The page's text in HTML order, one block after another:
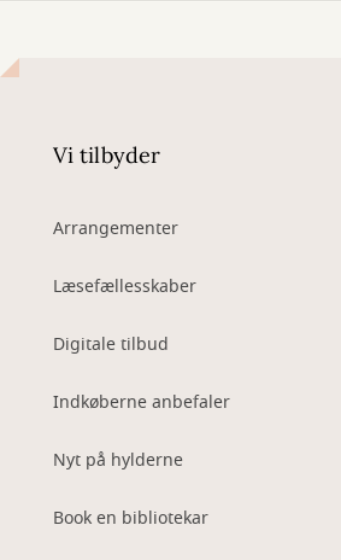
Vi tilbyder
Arrangementer
Læsefællesskaber
Digitale tilbud
Indkøberne anbefaler
Nyt på hylderne
Book en bibliotekar